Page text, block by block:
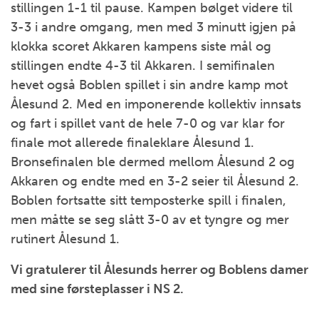
stillingen 1-1 til pause. Kampen bølget videre til
3-3 i andre omgang, men med 3 minutt igjen på
klokka scoret Akkaren kampens siste mål og
stillingen endte 4-3 til Akkaren. I semifinalen
hevet også Boblen spillet i sin andre kamp mot
Ålesund 2. Med en imponerende kollektiv innsats
og fart i spillet vant de hele 7-0 og var klar for
finale mot allerede finaleklare Ålesund 1.
Bronsefinalen ble dermed mellom Ålesund 2 og
Akkaren og endte med en 3-2 seier til Ålesund 2.
Boblen fortsatte sitt temposterke spill i finalen,
men måtte se seg slått 3-0 av et tyngre og mer
rutinert Ålesund 1.
Vi gratulerer til Ålesunds herrer og Boblens damer
med sine førsteplasser i NS 2.